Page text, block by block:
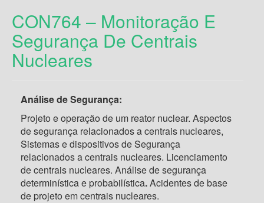
CON764 – Monitoração E
Segurança De Centrais
Nucleares
Análise de Segurança:
Projeto e operação de um reator nuclear. Aspectos
de segurança relacionados a centrais nucleares,
Sistemas e dispositivos de Segurança
relacionados a centrais nucleares. Licenciamento
de centrais nucleares. Análise de segurança
determinística e probabilística.Acidentes de base
de projeto em centrais nucleares.